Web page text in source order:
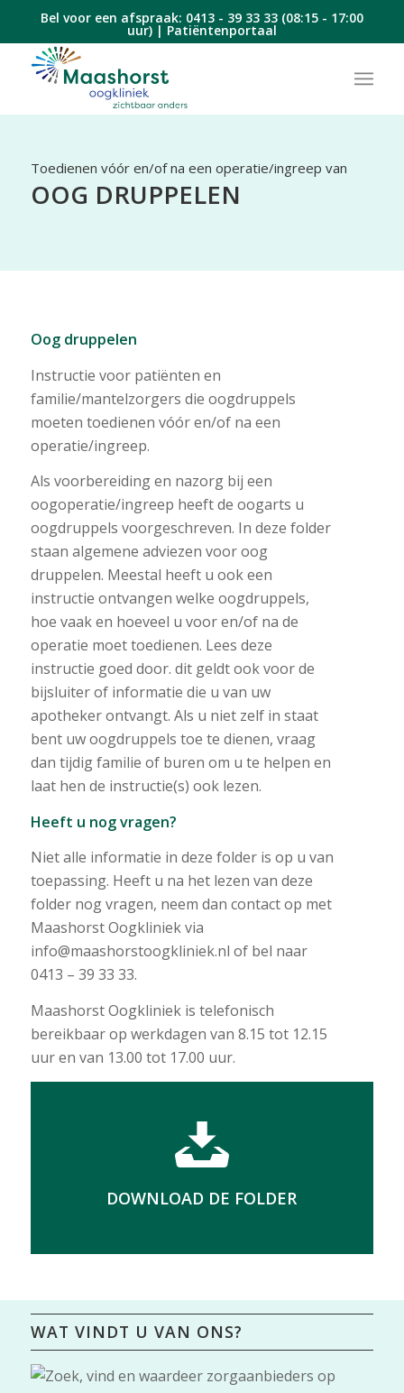
Bel voor een afspraak: 0413 - 39 33 33(08:15 - 17:00
uur) | Patiëntenportaal
Toedienen vóór en/of na een operatie/ingreep van
OOG DRUPPELEN
Oog druppelen
Instructie voor patiënten en
familie/mantelzorgers die oogdruppels
moeten toedienen vóór en/of na een
operatie/ingreep.
Als voorbereiding en nazorg bij een
oogoperatie/ingreep heeft de oogarts u
oogdruppels voorgeschreven. In deze folder
staan algemene adviezen voor oog
druppelen. Meestal heeft u ook een
instructie ontvangen welke oogdruppels,
hoe vaak en hoeveel u voor en/of na de
operatie moet toedienen. Lees deze
instructie goed door. dit geldt ook voor de
bijsluiter of informatie die u van uw
apotheker ontvangt. Als u niet zelf in staat
bent uw oogdruppels toe te dienen, vraag
dan tijdig familie of buren om u te helpen en
laat hen de instructie(s) ook lezen.
Heeft u nog vragen?
Niet alle informatie in deze folder is op u van
toepassing. Heeft u na het lezen van deze
folder nog vragen, neem dan contact op met
Maashorst Oogkliniek via
info@maashorstoogkliniek.nl of bel naar
0413 – 39 33 33.
Maashorst Oogkliniek is telefonisch
bereikbaar op werkdagen van 8.15 tot 12.15
uur en van 13.00 tot 17.00 uur.
DOWNLOAD DE FOLDER
WAT VINDT U VAN ONS?